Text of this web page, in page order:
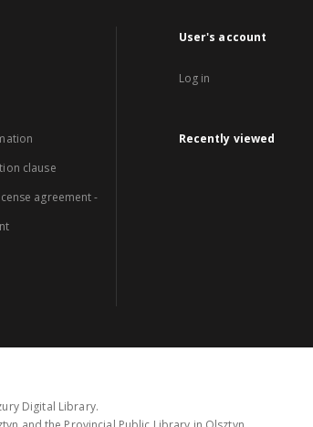
clause
agreement -
User's account
Log in
Recently viewed
Digital Library.